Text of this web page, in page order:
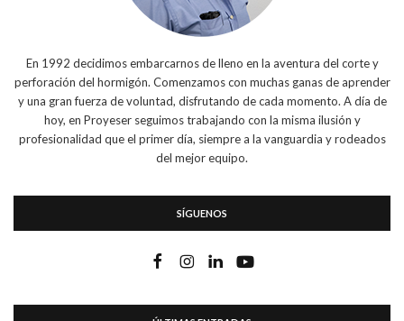
En 1992 decidimos embarcarnos de lleno en la aventura del corte y
perforación del hormigón. Comenzamos con muchas ganas de aprender
y una gran fuerza de voluntad, disfrutando de cada momento. A día de
hoy, en Proyeser seguimos trabajando con la misma ilusión y
profesionalidad que el primer día, siempre a la vanguardia y rodeados
del mejor equipo.
SÍGUENOS